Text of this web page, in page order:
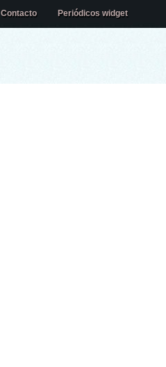
Contacto Periódicos widget